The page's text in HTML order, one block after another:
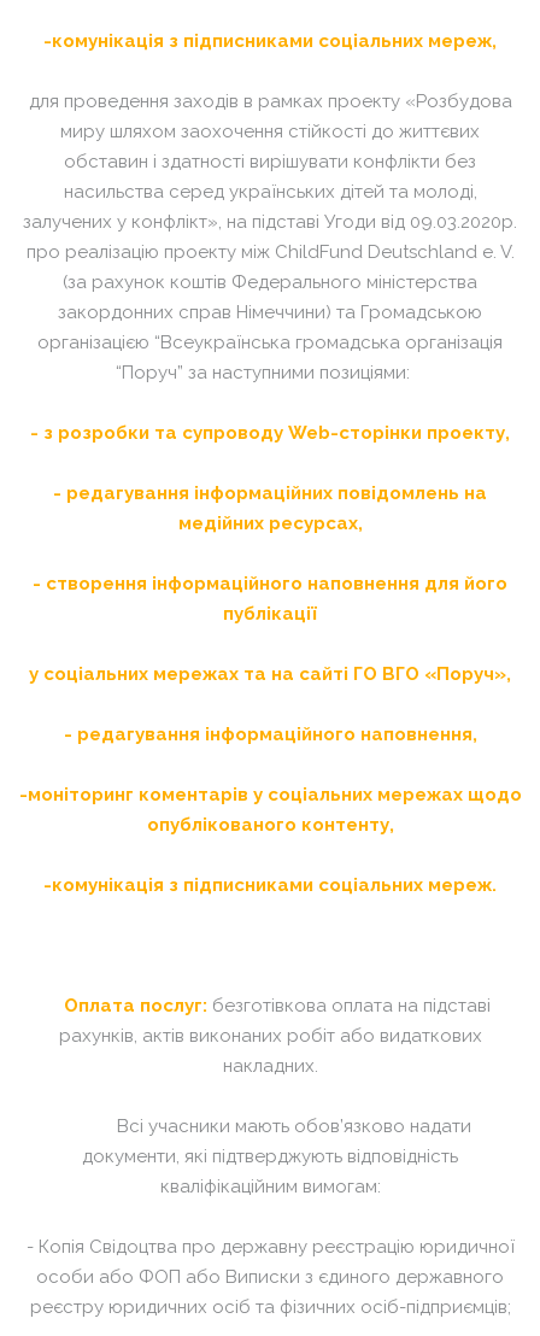
-комунікація з підписниками соціальних мереж,
для проведення заходів в рамках проекту «Розбудова
миру шляхом заохочення стійкості до життєвих
обставин і здатності вирішувати конфлікти без
насильства серед українських дітей та молоді,
залучених у конфлікт», на підставі Угоди від 09.03.2020р.
про реалізацію проекту між ChildFund Deutschland e. V.
(за рахунок коштів Федерального міністерства
закордонних справ Німеччини) та Громадською
організацією “Всеукраїнська громадська організація
“Поруч” за наступними позиціями:
- з розробки та супроводу Web-сторінки проекту,
- редагування інформаційних повідомлень на
медійних ресурсах,
- створення інформаційного наповнення для його
публікації
у соціальних мережах та на сайті ГО ВГО «Поруч»,
- редагування інформаційного наповнення,
-моніторинг коментарів у соціальних мережах щодо
опублікованого контенту,
-комунікація з підписниками соціальних мереж.
Оплата послуг: безготівкова оплата на підставі
рахунків, актів виконаних робіт або видаткових
накладних.
Всі учасники мають обов’язково надати
документи, які підтверджують відповідність
кваліфікаційним вимогам:
- Копія Свідоцтва про державну реєстрацію юридичної
особи або ФОП або Виписки з єдиного державного
реєстру юридичних осіб та фізичних осіб-підприємців;